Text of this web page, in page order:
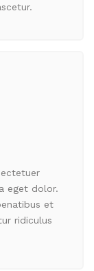
eget dolor.
et
ridiculus